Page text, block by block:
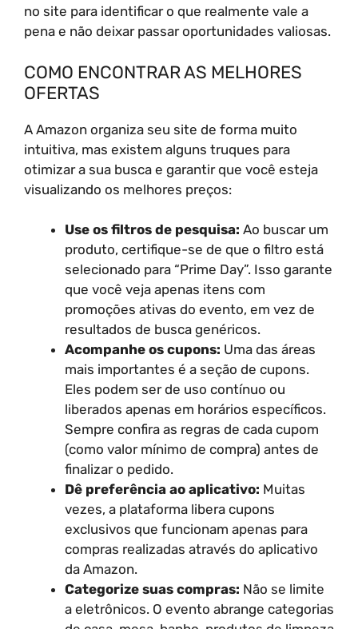
no site para identificar o que realmente vale a
pena e não deixar passar oportunidades valiosas.
COMO ENCONTRAR AS MELHORES
OFERTAS
A Amazon organiza seu site de forma muito
intuitiva, mas existem alguns truques para
otimizar a sua busca e garantir que você esteja
visualizando os melhores preços:
Use os filtros de pesquisa: Ao buscar um
produto, certifique-se de que o filtro está
selecionado para “Prime Day”. Isso garante
que você veja apenas itens com
promoções ativas do evento, em vez de
resultados de busca genéricos.
Acompanhe os cupons: Uma das áreas
mais importantes é a seção de cupons.
Eles podem ser de uso contínuo ou
liberados apenas em horários específicos.
Sempre confira as regras de cada cupom
(como valor mínimo de compra) antes de
finalizar o pedido.
Dê preferência ao aplicativo: Muitas
vezes, a plataforma libera cupons
exclusivos que funcionam apenas para
compras realizadas através do aplicativo
da Amazon.
Categorize suas compras: Não se limite
a eletrônicos. O evento abrange categorias